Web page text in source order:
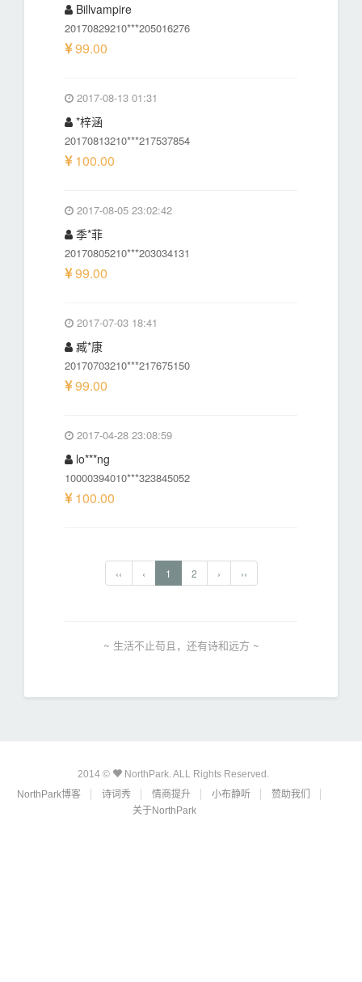
Billvampire
20170829210***205016276
99.00
2017-08-13 01:31
*梓涵
20170813210***217537854
100.00
2017-08-05 23:02:42
季*菲
20170805210***203034131
99.00
2017-07-03 18:41
臧*康
20170703210***217675150
99.00
2017-04-28 23:08:59
lo***ng
10000394010***323845052
100.00
‹‹ ‹ 1 2 › ››
~ 生活不止苟且，还有诗和远方 ~
2014 ©
NorthPark. ALL Rights Reserved.
NorthPark博客
诗词秀 情商提升 小布静听
赞助我们
关于NorthPark